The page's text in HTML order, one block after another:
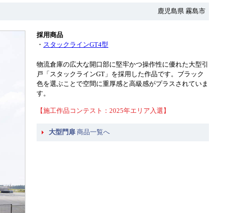
鹿児島県 霧島市
採用商品
・ スタックラインGT4型
物流倉庫の広大な開口部に堅牢かつ操作性に優れた大型引
戸「スタックラインGT」を採用した作品です。ブラック
色を選ぶことで空間に重厚感と高級感がプラスされていま
す。
【施工作品コンテスト：2025年エリア入選】
大型門扉 商品一覧へ